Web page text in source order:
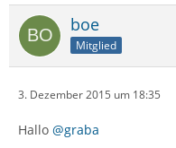
boe
Mitglied
3. Dezember 2015 um 18:35
Hallo @graba